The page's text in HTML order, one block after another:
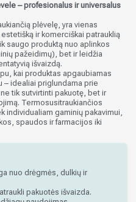
– profesionalus ir universalus
plėvelę, yra vienas
ir komerciškai patrauklią
saugo produktą nuo aplinkos
pažeidimų), bet ir leidžia
išvaizdą.
kai produktas apgaubiamas
– idealiai priglundama prie
tik sutvirtinti pakuotę, bet ir
Termosusitraukiančios
individualiam gaminių pakavimui,
spaudos ir farmacijos iki
nuo drėgmės, dulkių ir
pakuotės išvaizda.